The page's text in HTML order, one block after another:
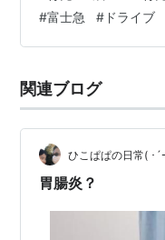
じさんか 10年ぶりく
たっけ？ の印象です
度に顔認証して って
ました がっつり経済
あえず箇…
#富士急 # ドライブ
関連ブログ
ひこぱぱの日常( ･´ｰ
胃腸炎？